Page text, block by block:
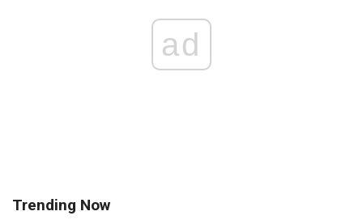
ad
Trending Now